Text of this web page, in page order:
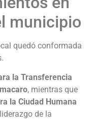
municipio
quedó conformada
la Transferencia
, mientras que
la Ciudad Humana
de la